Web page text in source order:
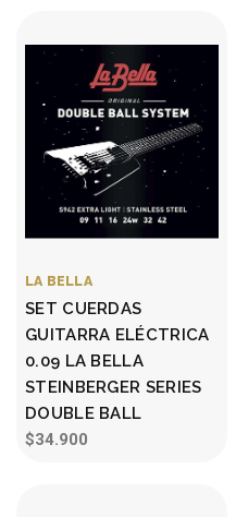
LA BELLA
SET CUERDAS
GUITARRA ELÉCTRICA
0.09 LA BELLA
STEINBERGER SERIES
DOUBLE BALL
$34.900